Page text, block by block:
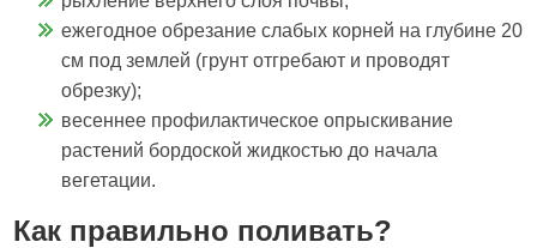
ежегодное обрезание слабых корней на глубине 20
см под землей (грунт отгребают и проводят
обрезку);
весеннее профилактическое опрыскивание
растений бордоской жидкостью до начала
вегетации.
Как правильно поливать?